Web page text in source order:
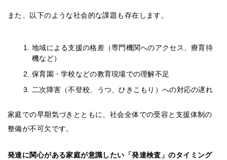
また、以下のような社会的な課題も存在します。
地域による支援の格差（専門機関へのアクセス、療育待
機など）
保育園・学校などの教育現場での理解不足
二次障害（不登校、うつ、ひきこもり）への対応の遅れ
家庭での早期気づきとともに、社会全体での受容と支援体制の
整備が不可欠です。
発達に関心がある家庭が意識したい「発達検査」のタイミング